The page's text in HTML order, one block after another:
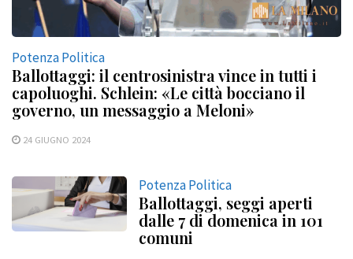
Potenza Politica
Ballottaggi: il centrosinistra vince in tutti i
capoluoghi. Schlein: «Le città bocciano il
governo, un messaggio a Meloni»
24 GIUGNO 2024
Potenza Politica
Ballottaggi, seggi aperti
dalle 7 di domenica in 101
comuni